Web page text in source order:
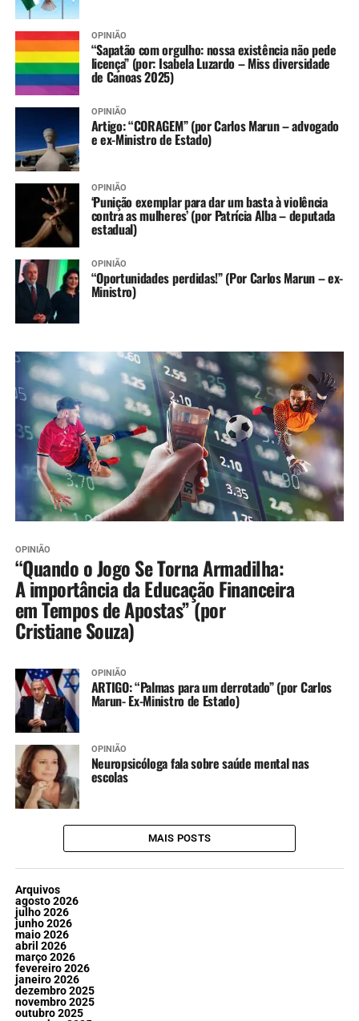
OPINIÃO
“Sapatão com orgulho: nossa existência não pede
licença” (por: Isabela Luzardo – Miss diversidade
de Canoas 2025)
OPINIÃO
Artigo: “CORAGEM” (por Carlos Marun – advogado
e ex-Ministro de Estado)
OPINIÃO
‘Punição exemplar para dar um basta à violência
contra as mulheres’ (por Patrícia Alba – deputada
estadual)
OPINIÃO
“Oportunidades perdidas!” (Por Carlos Marun – ex-
Ministro)
OPINIÃO
“Quando o Jogo Se Torna Armadilha:
A importância da Educação Financeira
em Tempos de Apostas” (por
Cristiane Souza)
OPINIÃO
ARTIGO: “Palmas para um derrotado” (por Carlos
Marun- Ex-Ministro de Estado)
OPINIÃO
Neuropsicóloga fala sobre saúde mental nas
escolas
MAIS POSTS
Arquivos
agosto 2026
julho 2026
junho 2026
maio 2026
abril 2026
março 2026
fevereiro 2026
janeiro 2026
dezembro 2025
novembro 2025
outubro 2025